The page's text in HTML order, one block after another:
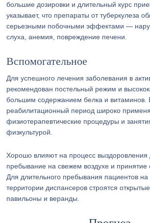
большие дозировки и длительный курс
указывает, что препараты от туберкулеза
серьезными побочными эффектами —
слуха, анемия, повреждение печени.
Вспомогательное
Для успешного лечения заболевания в
рекомендован постельный режим и
большим содержанием белка и витаминов.
реабилитационный период широко
физиотерапевтические процедуры и
физкультурой.
Хорошо влияют на процесс выздоровления
пребывание на свежем воздухе и принятие
Для длительного пребывания пациентов на
территории диспансеров строятся
павильоны и веранды.